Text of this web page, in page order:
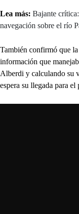
Lea más: Bajante
navegación sobre el río
También confirmó que
información que
Alberdi y calculando su
espera su llegada para